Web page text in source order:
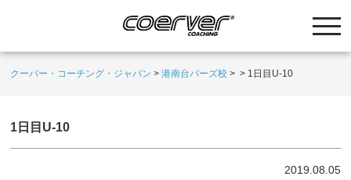
クーバー・コーチング・ジャパン >港南台バーズ校 > > 1日目U-10
1日目U-10
2019.08.05